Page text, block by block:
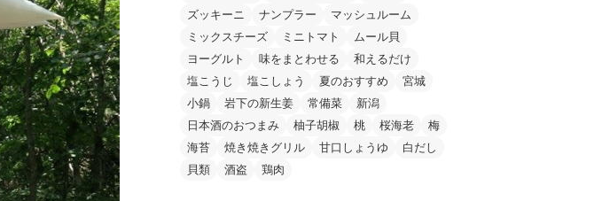
ズッキーニ
ナンプラー
マッシュルーム
ミックスチーズ
ミニトマト
ムール貝
ヨーグルト
味をまとわせる
和えるだけ
塩こうじ
塩こしょう 夏のおすすめ
宮城
小鍋
岩下の新生姜 常備菜
新潟
日本酒のおつまみ
柚子胡椒 桃 桜海老
梅
海苔
焼き焼きグリル 甘口しょうゆ
白だし
貝類
酒盗 鶏肉